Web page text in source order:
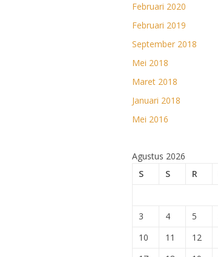
Februari 2020
Februari 2019
September 2018
Mei 2018
Maret 2018
Januari 2018
Mei 2016
Agustus 2026
S
S R
3
4 5
10
11 12